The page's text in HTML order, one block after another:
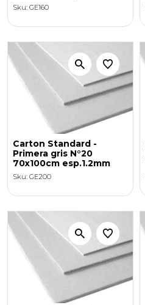
Sku: GE160
Carton Standard -
Primera gris N°20
70x100cm esp.1.2mm
Sku: GE200